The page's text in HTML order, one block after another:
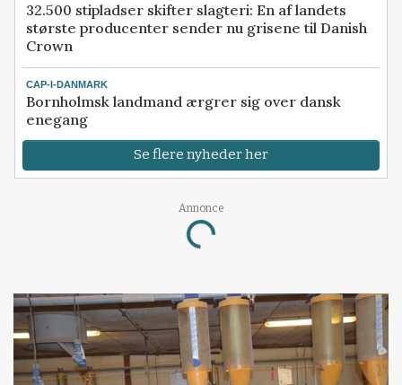
32.500 stipladser skifter slagteri: En af landets
største producenter sender nu grisene til Danish
Crown
CAP-I-DANMARK
Bornholmsk landmand ærgrer sig over dansk
enegang
Se flere nyheder her
Annonce
Loading...